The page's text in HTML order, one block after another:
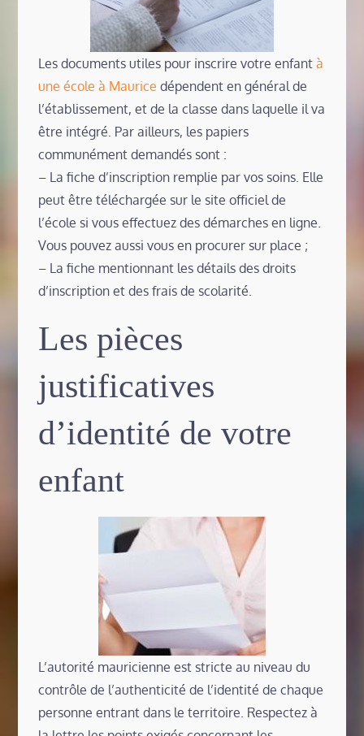
Les documents utiles pour inscrire votre enfantà
une école à Maurice dépendent en général de
l’établissement, et de la classe dans laquelle il va
être intégré. Par ailleurs, les papiers
communément demandés sont :
– La fiche d’inscription remplie par vos soins. Elle
peut être téléchargée sur le site officiel de
l’école si vous effectuez des démarches en ligne.
Vous pouvez aussi vous en procurer sur place ;
– La fiche mentionnant les détails des droits
d’inscription et des frais de scolarité.
Les pièces
justificatives
d’identité de votre
enfant
L’autorité mauricienne est stricte au niveau du
contrôle de l’authenticité de l’identité de chaque
personne entrant dans le territoire. Respectez à